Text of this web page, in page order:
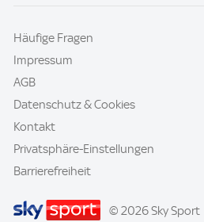
Häufige Fragen
Impressum
AGB
Datenschutz & Cookies
Kontakt
Privatsphäre-Einstellungen
Barrierefreiheit
© 2026 Sky Sport